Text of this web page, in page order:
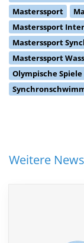
Masterssport
Masterssport
Masterssport
Masterssport
Olympische Spiele
Weitere News